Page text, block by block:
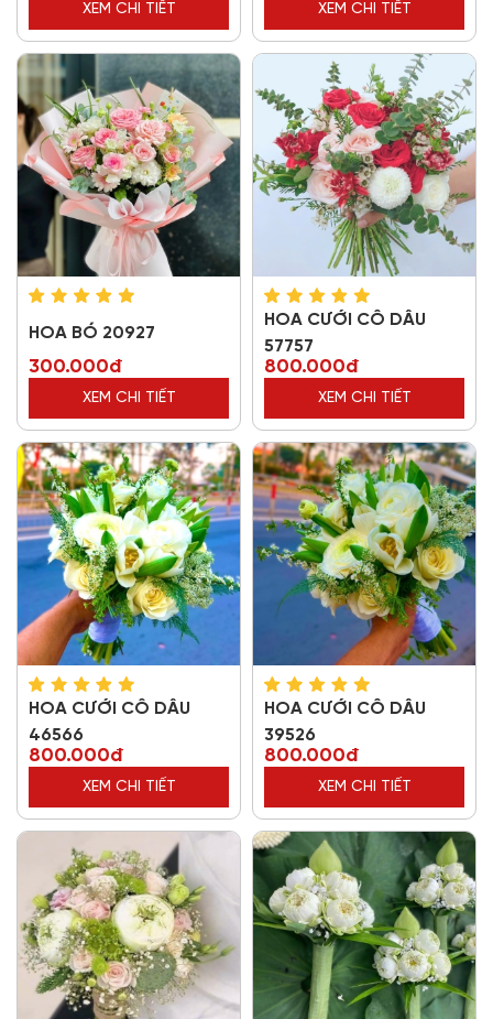
XEM CHI TIẾT XEM CHI TIẾT
HOA BÓ 20927
300.000đ
XEM CHI TIẾT
HOA CƯỚI CÔ DÂU
57757
800.000đ
XEM CHI TIẾT
HOA CƯỚI CÔ DÂU
46566
800.000đ
XEM CHI TIẾT
HOA CƯỚI CÔ DÂU
39526
800.000đ
XEM CHI TIẾT